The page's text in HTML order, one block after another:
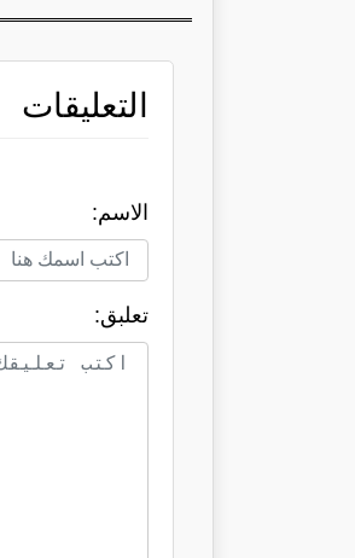
التعليقات
الاسم:
تعلبق: